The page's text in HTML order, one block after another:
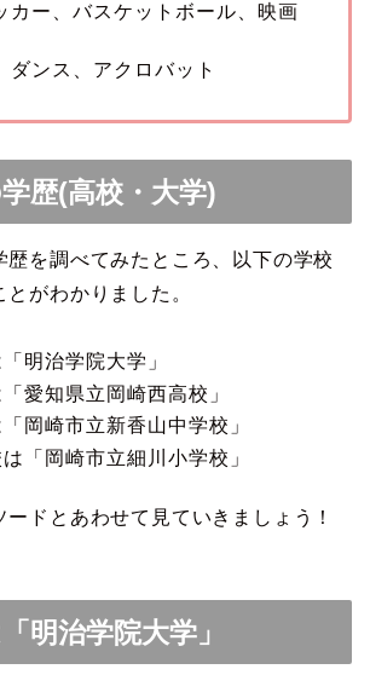
カー、バスケットボール、映画
ダンス、アクロバット
歴(高校・大学)
歴を調べてみたところ、以下の学校
がわかりました。
明治学院大学」
愛知県立岡崎西高校」
岡崎市立新香山中学校」
「岡崎市立細川小学校」
ドとあわせて見ていきましょう！
明治学院大学」